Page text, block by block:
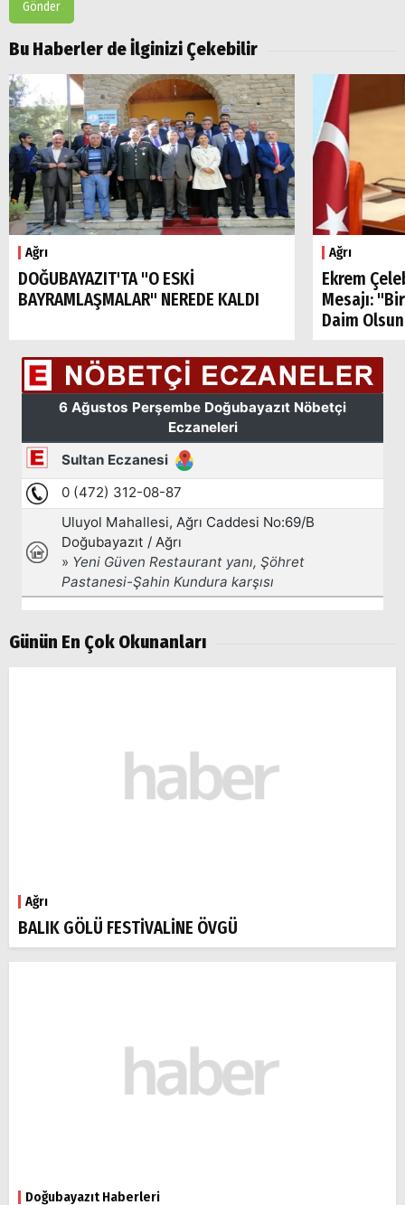
Gönder
Bu Haberler de İlginizi Çekebilir
Ağrı
DOĞUBAYAZIT'TA "O ESKİ
BAYRAMLAŞMALAR" NEREDE KALDI
Ağrı
Ekrem
Mesajı:
Daim
Günün En Çok Okunanları
Ağrı
BALIK GÖLÜ FESTİVALİNE ÖVGÜ
Doğubayazıt Haberleri
Popüler
Aramalar:
Ağrı